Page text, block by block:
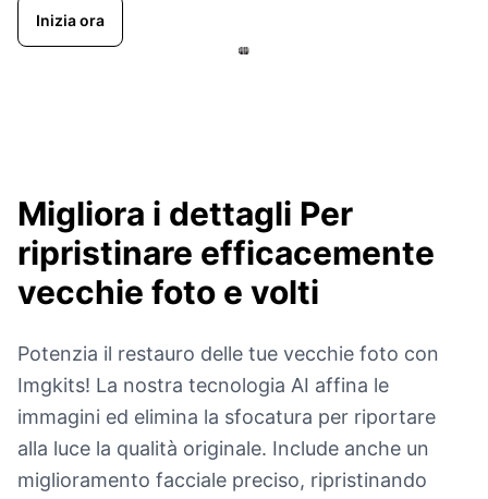
Inizia ora
Migliora i dettagli Per
ripristinare efficacemente
vecchie foto e volti
Potenzia il restauro delle tue vecchie foto con
Imgkits! La nostra tecnologia AI affina le
immagini ed elimina la sfocatura per riportare
alla luce la qualità originale. Include anche un
miglioramento facciale preciso, ripristinando